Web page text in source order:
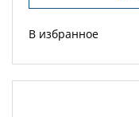
В избранное